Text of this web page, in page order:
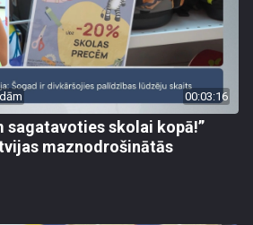
00:03:16
sagatavoties skolai kopā!”
maznodrošinātās